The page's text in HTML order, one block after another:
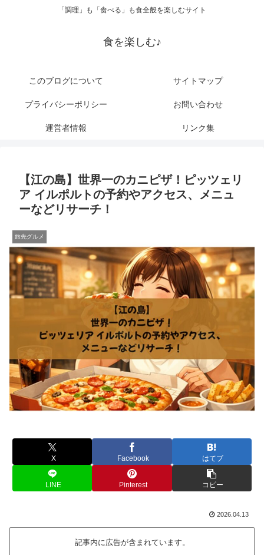
「調理」も「食べる」も食全般を楽しむサイト
食を楽しむ♪
このブログについて サイトマップ
プライバシーポリシー お問い合わせ
運営者情報 リンク集
【江の島】世界一のカニピザ！ピッツェリ
ア イルポルトの予約やアクセス、メニュ
ーなどリサーチ！
旅先グルメ
X Facebook はてブ
LINE Pinterest コピー
2026.04.13
記事内に広告が含まれています。